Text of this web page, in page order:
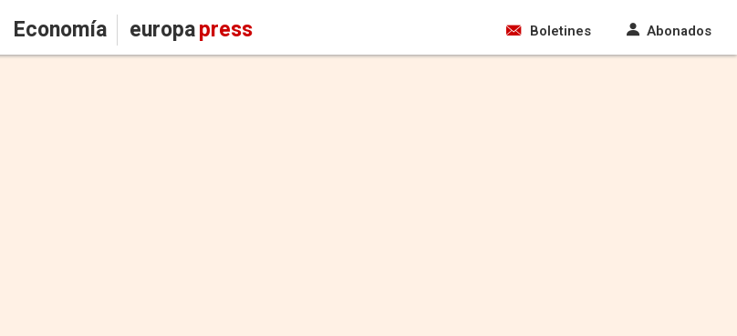
Economía europapress Boletines Abonados